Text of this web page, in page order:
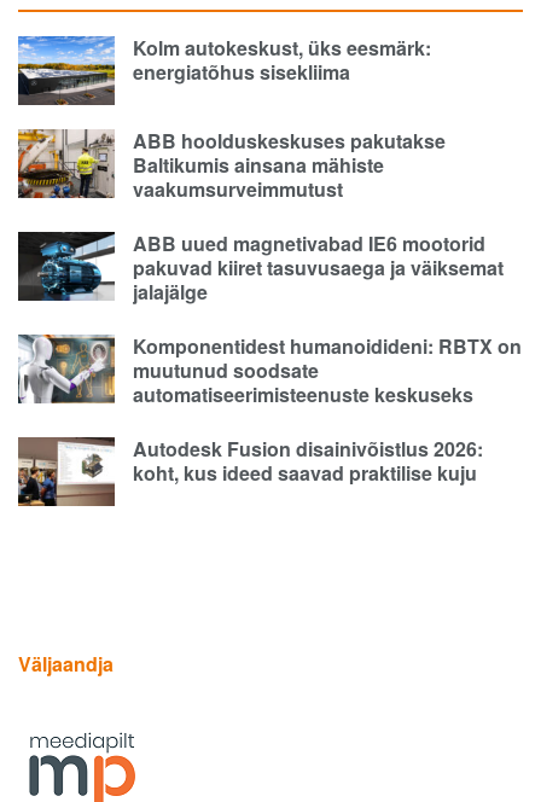
Kolm autokeskust, üks eesmärk:
energiatõhus sisekliima
ABB hoolduskeskuses pakutakse
Baltikumis ainsana mähiste
vaakumsurveimmutust
ABB uued magnetivabad IE6 mootorid
pakuvad kiiret tasuvusaega ja väiksemat
jalajälge
Komponentidest humanoidideni: RBTX on
muutunud soodsate
automatiseerimisteenuste keskuseks
Autodesk Fusion disainivõistlus 2026:
koht, kus ideed saavad praktilise kuju
Väljaandja